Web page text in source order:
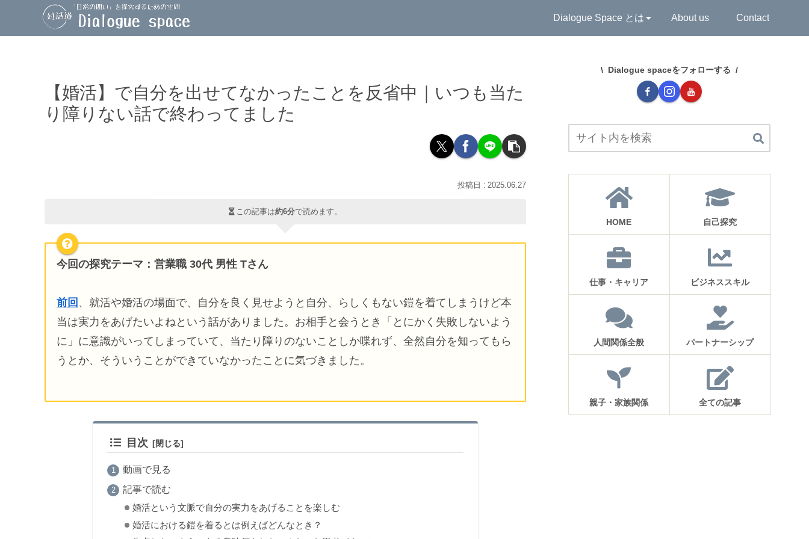
Dialogue Space とは About us Contact
【婚活】で自分を出せてなかったことを反省中｜いつも当た
り障りない話で終わってました
2025.06.27
この記事は約6分で読めます。
今回の探究テーマ ：営業職 30代 男性 Tさん
前回 、就活や婚活の場面で、自分を良く見せようと自分、らしくもない鎧を着てしまうけど本
当は実力をあげたいよねという話がありました。お相手と会うとき「とにかく失敗しないよう
に」に意識がいってしまっていて、当たり障りのないことしか喋れず、全然自分を知ってもら
うとか、そういうことができていなかったことに気づきました。
目次
動画で見る
記事で読む
婚活という文脈で自分の実力をあげることを楽しむ
婚活における鎧を着るとは例えばどんなとき？
Dialogue spaceをフォローする
HOME 自己探究
仕事・キャリア ビジネススキル
人間関係全般 パートナーシップ
親子・家族関係 全ての記事